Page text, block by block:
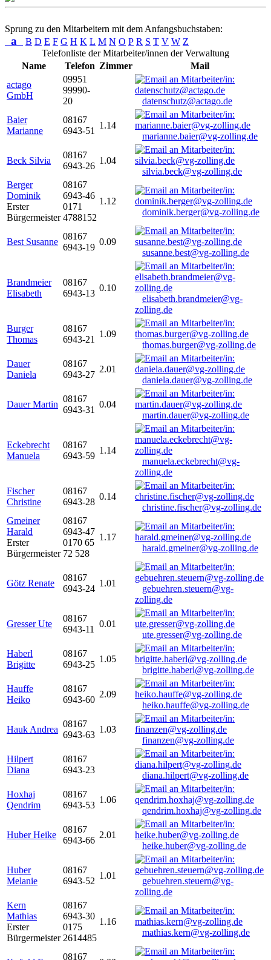
Sprung zu den Mitarbeitern mit dem Anfangsbuchstaben:
a B D E F G H K L M N O P R S T V W Z
Telefonliste der Mitarbeiter/innen der Verwaltung
Name
Telefon Zimmer
Mail
actago
GmbH
09951
99990-
20
datenschutz@actago.de
Baier
Marianne
08167
6943-51
1.14
marianne.baier@vg-zolling.de
Beck Silvia
08167
6943-26
1.04
silvia.beck@vg-zolling.de
Berger
Dominik
Erster
Bürgermeister
08167
6943-46
0171
4788152
1.12
dominik.berger@vg-zolling.de
Best Susanne
08167
6943-19
0.09
susanne.best@vg-zolling.de
Brandmeier
Elisabeth
08167
6943-13
0.10
elisabeth.brandmeier@vg-
zolling.de
Burger
Thomas
08167
6943-21
1.09
thomas.burger@vg-zolling.de
Dauer
Daniela
08167
6943-27
2.01
daniela.dauer@vg-zolling.de
Dauer Martin
08167
6943-31
0.04
martin.dauer@vg-zolling.de
Eckebrecht
Manuela
08167
6943-59
1.14
manuela.eckebrecht@vg-
zolling.de
Fischer
Christine
08167
6943-28
0.14
christine.fischer@vg-zolling.de
Gmeiner
Harald
Erster
Bürgermeister
08167
6943-47
0170 65
72 528
1.17
harald.gmeiner@vg-zolling.de
Götz Renate
08167
6943-24
1.01
gebuehren.steuern@vg-
zolling.de
Gresser Ute
08167
6943-11
0.01
ute.gresser@vg-zolling.de
Haberl
Brigitte
08167
6943-25
1.05
brigitte.haberl@vg-zolling.de
Hauffe
Heiko
08167
6943-60
2.09
heiko.hauffe@vg-zolling.de
Hauk Andrea
08167
6943-63
1.03
finanzen@vg-zolling.de
Hilpert
Diana
08167
6943-23
diana.hilpert@vg-zolling.de
Hoxhaj
Qendrim
08167
6943-53
1.06
qendrim.hoxhaj@vg-zolling.de
Huber Heike
08167
6943-66
2.01
heike.huber@vg-zolling.de
Huber
Melanie
08167
6943-52
1.01
gebuehren.steuern@vg-
zolling.de
Kern
Mathias
Erster
Bürgermeister
08167
6943-30
0175
2614485
1.16
mathias.kern@vg-zolling.de
08167